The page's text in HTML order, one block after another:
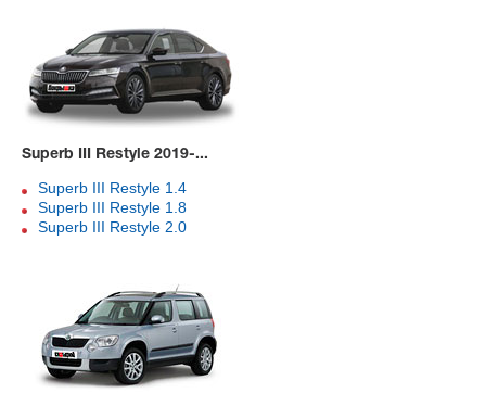
Superb III Restyle 2019-...
Superb III Restyle 1.4
Superb III Restyle 1.8
Superb III Restyle 2.0